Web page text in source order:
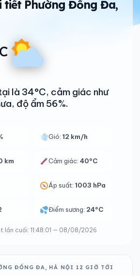
tiết Phường Đống Đa,
là 34°C, cảm giác như
độ ẩm 56%.
Gió:12 km/h
km Cảm giác:40°C
Áp suất:1003 hPa
Điểm sương: 24°C
lần cuối: 11:48:01 — 08/08/2026
ĐỐNG ĐA, HÀ NỘI 12 GIỜ TỚI